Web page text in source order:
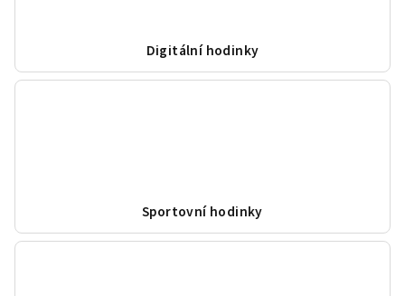
Digitální hodinky
Sportovní hodinky